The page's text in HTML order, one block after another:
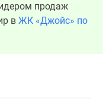
продаж
в ЖК «Джойс» по